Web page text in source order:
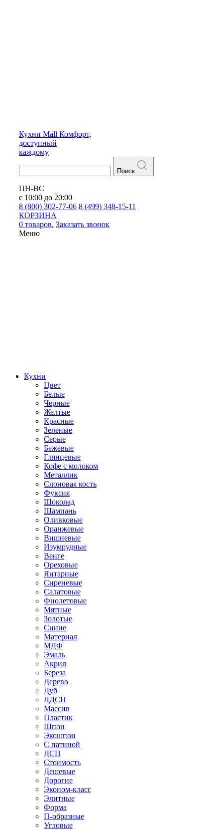
Кухни Mall Комфорт,
доступный
каждому
Поиск
ПН-ВС
с 10:00 до 20:00
8 (800) 302-77-06 8 (499) 348-15-11
КОРЗИНА
0 товаров. Заказать звонок
Меню
Кухни
Цвет
Белые
Черные
Желтые
Красные
Зеленые
Серые
Бежевые
Глянцевые
Кофе с молоком
Металлик
Слоновая кость
Фуксия
Шоколад
Шампань
Оливковые
Оранжевые
Вишневые
Изумрудные
Венге
Ореховые
Янтарные
Сиреневые
Салатовые
Фиолетовые
Мятные
Золотые
Синие
Материал
МДФ
Эмаль
Акрил
Береза
Дерево
Дуб
ЛДСП
Массив
Пластик
Шпон
Экошпон
С патиной
ДСП
Стоимость
Дешевые
Дорогие
Эконом-класс
Элитные
Форма
П-образные
Угловые